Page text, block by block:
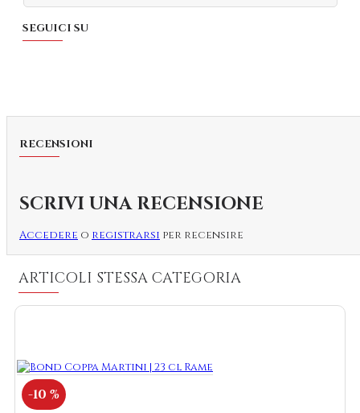
SEGUICI SU
RECENSIONI
SCRIVI UNA RECENSIONE
Accedere o registrarsi per recensire
ARTICOLI STESSA CATEGORIA
-10 %